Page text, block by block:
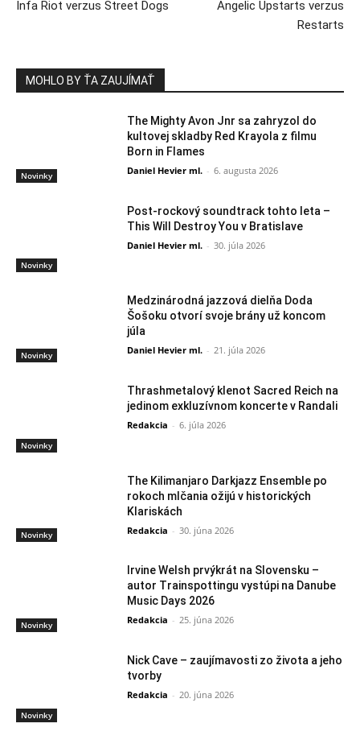
Infa Riot verzus Street Dogs
Angelic Upstarts verzus
Restarts
MOHLO BY ŤA ZAUJÍMAŤ
Novinky
The Mighty Avon Jnr sa zahryzol do
kultovej skladby Red Krayola z filmu
Born in Flames
Daniel Hevier ml. - 6. augusta 2026
Novinky
Post-rockový soundtrack tohto leta –
This Will Destroy You v Bratislave
Daniel Hevier ml. - 30. júla 2026
Novinky
Medzinárodná jazzová dielňa Doda
Šošoku otvorí svoje brány už koncom
júla
Daniel Hevier ml. - 21. júla 2026
Novinky
Thrashmetalový klenot Sacred Reich na
jedinom exkluzívnom koncerte v Randali
Redakcia - 6. júla 2026
Novinky
The Kilimanjaro Darkjazz Ensemble po
rokoch mlčania ožijú v historických
Klariskách
Redakcia - 30. júna 2026
Novinky
Irvine Welsh prvýkrát na Slovensku –
autor Trainspottingu vystúpi na Danube
Music Days 2026
Redakcia - 25. júna 2026
Novinky
Nick Cave – zaujímavosti zo života a jeho
tvorby
Redakcia - 20. júna 2026